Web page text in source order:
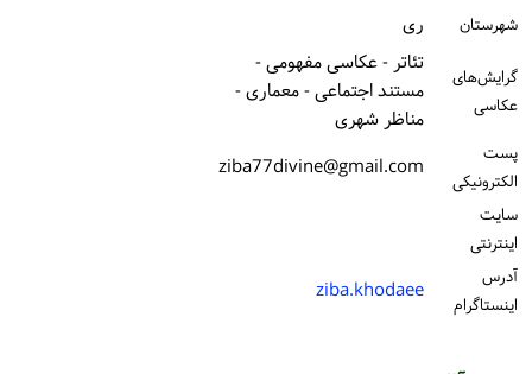
شهرستان ری
گرایش‌های
عکاسی
تئاتر - عکاسی مفهومی -
مستند اجتماعی - معماری -
مناظر شهری
پست
الكترونیكی
ziba77divine@gmail.com
سایت
اینترنتی
آدرس
اینستاگرام
ziba.khodaee